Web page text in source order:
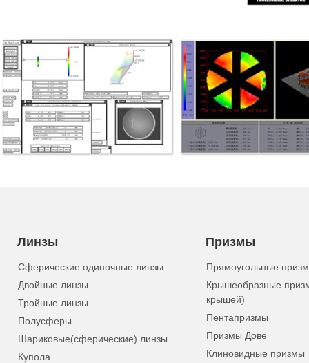
Линзы
Сферические одиночные линзы
Двойные линзы
Тройные линзы
Полусферы
Шариковые(сферические) линзы
Купола
Призмы
Прямоугольные
Крышеобразные
крышей)
Пентапризмы
Призмы Дове
Клиновидные призмы